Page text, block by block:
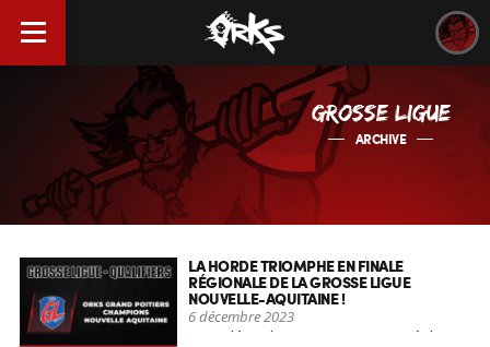
GROSSE LIGUE
ARCHIVE
LA HORDE TRIOMPHE EN FINALE
RÉGIONALE DE LA GROSSE LIGUE
NOUVELLE-AQUITAINE !
6 décembre 2023
Le 05 décembre 2023 restera gravé dans